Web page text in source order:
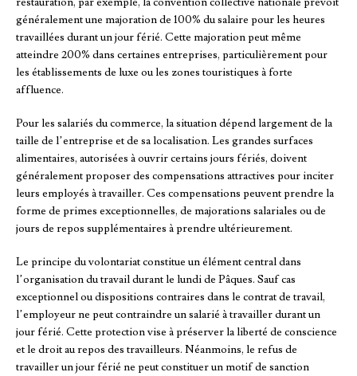
généralement une majoration de 100% du salaire pour les heures
travaillées durant un jour férié. Cette majoration peut même
atteindre 200% dans certaines entreprises, particulièrement pour
les établissements de luxe ou les zones touristiques à forte
affluence.
Pour les salariés du commerce, la situation dépend largement de la
taille de l’entreprise et de sa localisation. Les grandes surfaces
alimentaires, autorisées à ouvrir certains jours fériés, doivent
généralement proposer des compensations attractives pour inciter
leurs employés à travailler. Ces compensations peuvent prendre la
forme de primes exceptionnelles, de majorations salariales ou de
jours de repos supplémentaires à prendre ultérieurement.
Le principe du volontariat constitue un élément central dans
l’organisation du travail durant le lundi de Pâques. Sauf cas
exceptionnel ou dispositions contraires dans le contrat de travail,
l’employeur ne peut contraindre un salarié à travailler durant un
jour férié. Cette protection vise à préserver la liberté de conscience
et le droit au repos des travailleurs. Néanmoins, le refus de
travailler un jour férié ne peut constituer un motif de sanction